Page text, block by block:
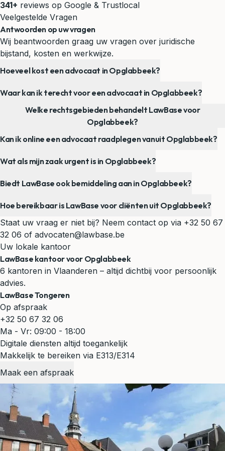
341+ reviews op Google & Trustlocal
Veelgestelde Vragen
Antwoorden op uw vragen
Wij beantwoorden graag uw vragen over juridische
bijstand, kosten en werkwijze.
Hoeveel kost een advocaat in Opglabbeek?
Waar kan ik terecht voor een advocaat in Opglabbeek?
Welke rechtsgebieden behandelt LawBase voor
Opglabbeek?
Kan ik online een advocaat raadplegen vanuit Opglabbeek?
Wat als mijn zaak urgent is in Opglabbeek?
Biedt LawBase ook bemiddeling aan in Opglabbeek?
Hoe bereikbaar is LawBase voor cliënten uit Opglabbeek?
Staat uw vraag er niet bij? Neem contact op via +32 50 67
32 06 of advocaten@lawbase.be
Uw lokale kantoor
LawBase kantoor voor Opglabbeek
6 kantoren in Vlaanderen – altijd dichtbij voor persoonlijk
advies.
LawBase Tongeren
Op afspraak
+32 50 67 32 06
Ma - Vr: 09:00 - 18:00
Digitale diensten altijd toegankelijk
Makkelijk te bereiken via E313/E314
Maak een afspraak